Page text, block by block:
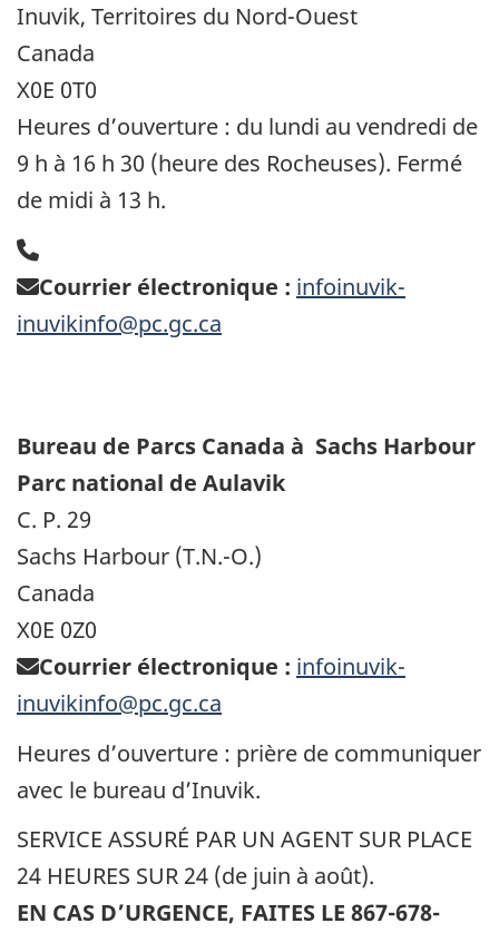
Inuvik, Territoires du Nord-Ouest
Canada
X0E 0T0
Heures d’ouverture : du lundi au vendredi de
9 h à 16 h 30 (heure des Rocheuses). Fermé
de midi à 13 h.
Courrier électronique : infoinuvik-
inuvikinfo@pc.gc.ca
Bureau de Parcs Canada à Sachs Harbour
Parc national de Aulavik
C. P. 29
Sachs Harbour (T.N.-O.)
Canada
X0E 0Z0
Courrier électronique : infoinuvik-
inuvikinfo@pc.gc.ca
Heures d’ouverture : prière de communiquer
avec le bureau d’Inuvik.
SERVICE ASSURÉ PAR UN AGENT SUR PLACE
24 HEURES SUR 24 (de juin à août).
EN CAS D’URGENCE, FAITES LE 867-678-